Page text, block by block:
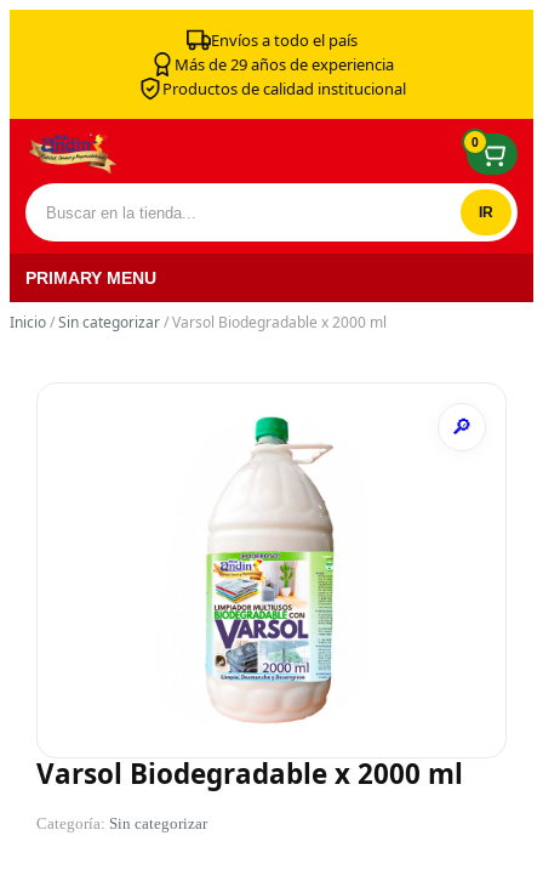
Envíos a todo el país
Más de 29 años de experiencia
Productos de calidad institucional
Buscar por:
0
PRIMARY MENU
Inicio/Sin categorizar/ Varsol Biodegradable x 2000 ml
Varsol Biodegradable x 2000 ml
Categoría: Sin categorizar